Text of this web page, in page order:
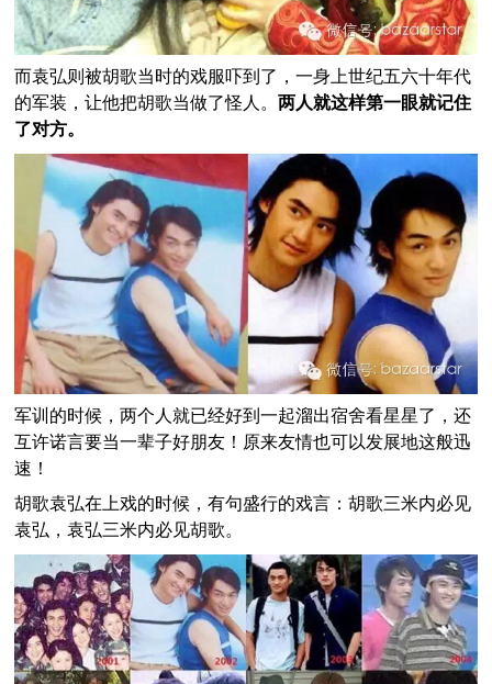
而袁弘则被胡歌当时的戏服吓到了，一身上世纪五六十年代
的军装，让他把胡歌当做了怪人。两人就这样第一眼就记住
了对方。
军训的时候，两个人就已经好到一起溜出宿舍看星星了，还
互许诺言要当一辈子好朋友！原来友情也可以发展地这般迅
速！
胡歌袁弘在上戏的时候，有句盛行的戏言：胡歌三米内必见
袁弘，袁弘三米内必见胡歌。